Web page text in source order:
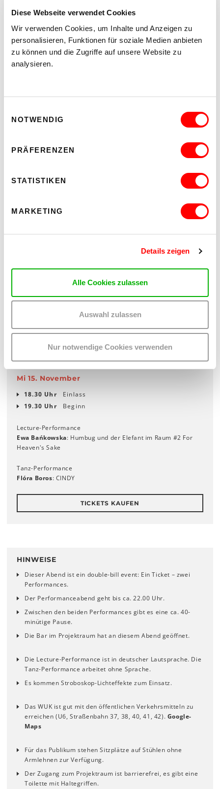
Diese Webseite verwendet Cookies
Wir verwenden Cookies, um Inhalte und Anzeigen zu
personalisieren, Funktionen für soziale Medien anbieten
zu können und die Zugriffe auf unsere Website zu
analysieren.
NOTWENDIG
PRÄFERENZEN
STATISTIKEN
MARKETING
Details zeigen
Alle Cookies zulassen
Auswahl zulassen
Nur notwendige Cookies verwenden
Mi 15. November
18.30 Uhr
Einlass
19.30 Uhr
Beginn
Lecture-Performance
Ewa Bańkowska: Humbug und der Elefant im Raum #2 For
Heaven's Sake
Tanz-Performance
Flóra Boros: CINDY
TICKETS KAUFEN
HINWEISE
Dieser Abend ist ein double-bill event: Ein Ticket ­– zwei
Performances.
Der Performanceabend geht bis ca. 22.00 Uhr.
Zwischen den beiden Performances gibt es eine ca. 40-
minütige Pause.
Die Bar im Projektraum hat an diesem Abend geöffnet.
Die Lecture-Performance ist in deutscher Lautsprache. Die
Tanz-Performance arbeitet ohne Sprache.
Es kommen Stroboskop-Lichteffekte zum Einsatz.
Das WUK ist gut mit den öffentlichen Verkehrsmitteln zu
erreichen (U6, Straßenbahn 37, 38, 40, 41, 42). Google-
Maps
Für das Publikum stehen Sitzplätze auf Stühlen ohne
Armlehnen zur Verfügung.
Der Zugang zum Projektraum ist barrierefrei, es gibt eine
Toilette mit Haltegriffen.